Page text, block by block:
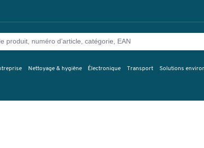
Nettoyage & hygiène Électronique Transport Solutions